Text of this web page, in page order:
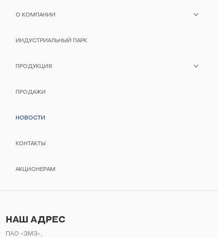
О КОМПАНИИ
ИСТОРИЯ ЗАВОДА
МЕНЕДЖМЕНТ КАЧЕСТВА
ИНФОРМАЦИЯ ДЛЯ ПОТРЕБИТЕЛЯ
ИНДУСТРИАЛЬНЫЙ ПАРК
ПРОДУКЦИЯ
ДВИГАТЕЛИ ЗМЗ
ПРОДАЖИ
НОВОСТИ
КОНТАКТЫ
АКЦИОНЕРАМ
НАШ АДРЕС
ПАО «ЗМЗ»,